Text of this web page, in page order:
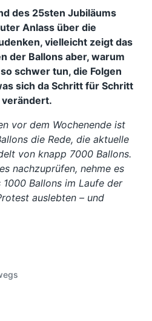
des 25sten Jubiläums
Anlass über die
vielleicht zeigt das
der Ballons aber, warum
schwer tun, die Folgen
sich da Schritt für Schritt
vor dem Wochenende ist
die Rede, die aktuelle
von knapp 7000 Ballons.
nachzuprüfen, nehme es
Ballons im Laufe der
auslebten – und